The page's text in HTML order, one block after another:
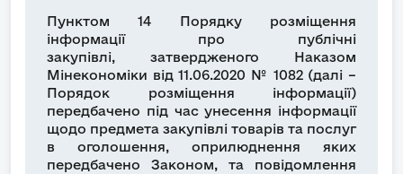
Пунктом 14 Порядку розміщення
інформації про публічні
закупівлі,
затвердженого Наказом
Мінекономіки від 11.06.2020 № 1082 (далі –
Порядок розміщення інформації)
передбачено під час унесення інформації
щодо предмета закупівлі товарів та послуг
в оголошення, оприлюднення яких
передбачено Законом, та повідомлення